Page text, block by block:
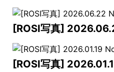
[ROSI写真]
[ROSI写真]